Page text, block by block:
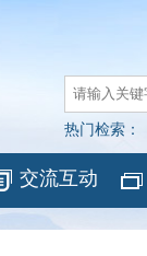
热门检索：
交流互动